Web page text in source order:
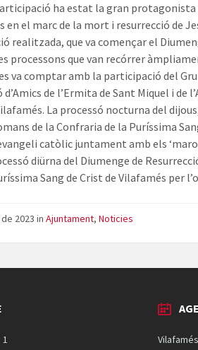
ha estat la gran
el marc de la mort i resurrecció de
realitzada, que va començar el
processons que van recórrer
va comptar amb la participació del
d’Amics de l’Ermita de Sant Miquel i de
La processó nocturna del
de la Confraria de la Puríssima
catòlic juntament amb els
diürna del Diumenge de
Sang de Crist de Vilafamés per
2023inAjuntament,Noticies
1